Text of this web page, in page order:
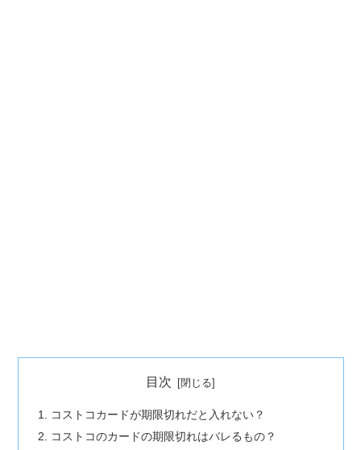
目次
コストコカードが期限切れだと入れない？
コストコのカードの期限切れはバレるもの？